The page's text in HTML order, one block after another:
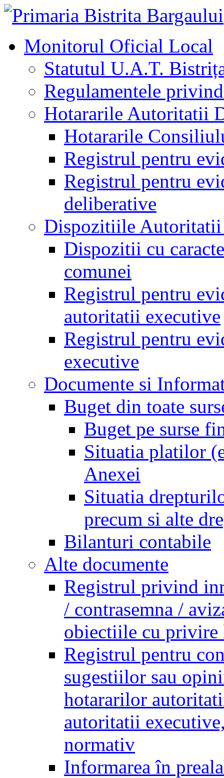
Monitorul Oficial Local
Statutul U.A.T.
Regulamentele
Hotararile Autoritatii
Hotararile
Registrul pentru
Registrul pentru
deliberative
Dispozitiile
Dispozitii cu
comunei
Registrul pentru
autoritatii executive
Registrul pentru
executive
Documente si
Buget din toate
Buget pe surse
Situatia platilor
Anexei
Situatia
precum si alte
Bilanturi contabile
Alte documente
Registrul privind
/ contrasemna /
obiectiile cu privire
Registrul pentru
sugestiilor sau
hotararilor
autoritatii
normativ
Informarea în